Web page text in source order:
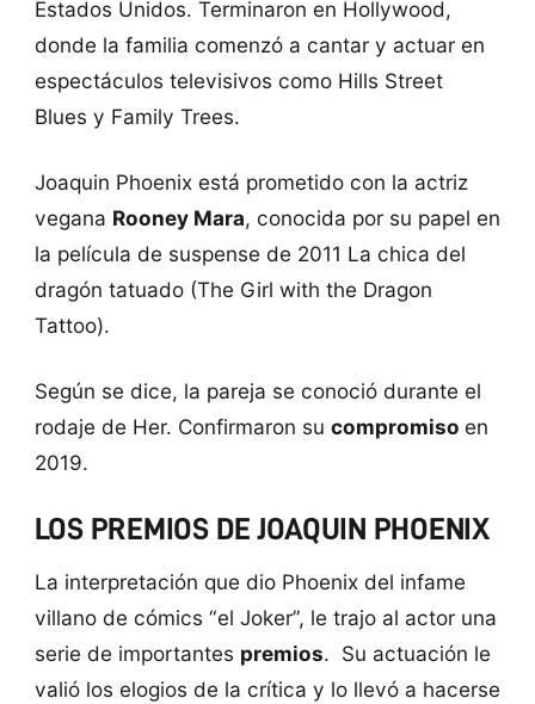
Estados Unidos. Terminaron en Hollywood,
donde la familia comenzó a cantar y actuar en
espectáculos televisivos como Hills Street
Blues y Family Trees.
Joaquin Phoenix está prometido con la actriz
vegana Rooney Mara, conocida por su papel en
la película de suspense de 2011 La chica del
dragón tatuado (The Girl with the Dragon
Tattoo).
Según se dice, la pareja se conoció durante el
rodaje de Her. Confirmaron su compromiso en
2019.
LOS PREMIOS DE JOAQUIN PHOENIX
La interpretación que dio Phoenix del infame
villano de cómics “el Joker”, le trajo al actor una
serie de importantes premios. Su actuación le
valió los elogios de la crítica y lo llevó a hacerse